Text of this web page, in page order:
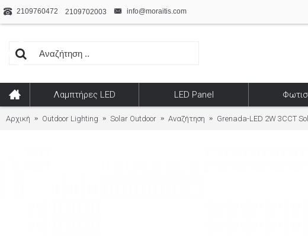
2109760472 2109702003 info@moraitis.com
Λαμπτήρες LED LED Panel
Αρχική Outdoor Lighting Solar Outdoor Αναζήτηση Grenada-LED 2W 3CCT